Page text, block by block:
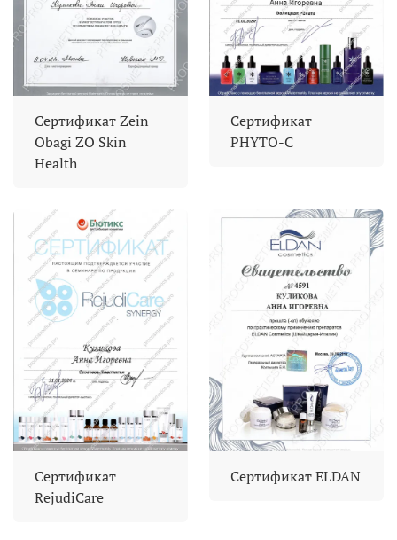
Сертификат Zein
Obagi ZO Skin
Health
Сертификат
PHYTO-C
Сертификат
RejudiCare
Сертификат ELDAN